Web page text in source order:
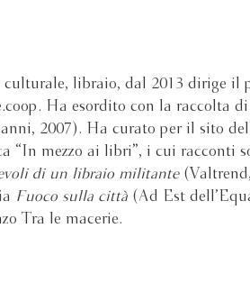
culturale, libraio, dal 2013 dirige il
Ha esordito con la raccolta
2007). Ha curato per il sito
“In mezzo ai libri”, i cui racconti
di un libraio militante
Fuoco sulla città (Ad Est
Tra le macerie.